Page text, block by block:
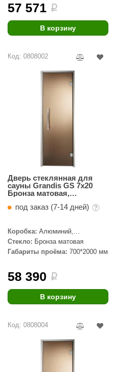
57 571 i
В корзину
Код: 0808002
Дверь стеклянная для
сауны Grandis GS 7x20
Бронза матовая,
под заказ (7-14 дней)
Коробка: Алюминий,
Серебристый профиль
Стекло: Бронза матовая
Габариты проёма: 700*2000 мм
58 390 i
В корзину
Код: 0808004